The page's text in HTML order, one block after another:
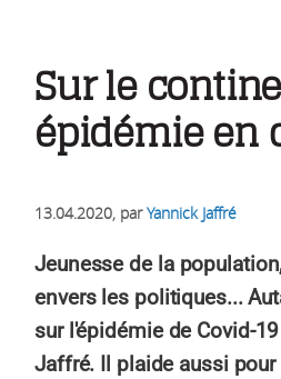
Sur le
épidémie en
13.04.2020, parYannick Jaffré
Jeunesse de la
envers les politiques...
sur l'épidémie de Covid-
Jaffré. Il plaide aussi